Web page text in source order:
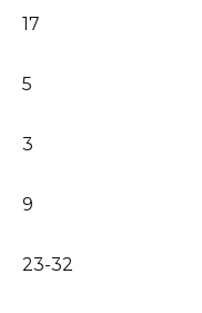
17
5
3
9
23-32